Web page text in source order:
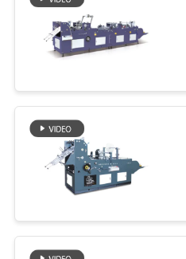
PABRIK
KONTROL
KUALITAS
HUBUNGI